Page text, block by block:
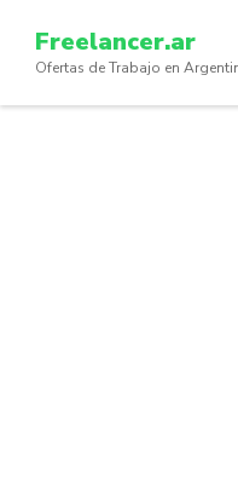
content
(Press
Freelancer.ar
Ofertas de Trabajo en